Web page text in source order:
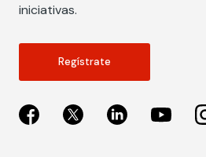
iniciativas.
Regístrate